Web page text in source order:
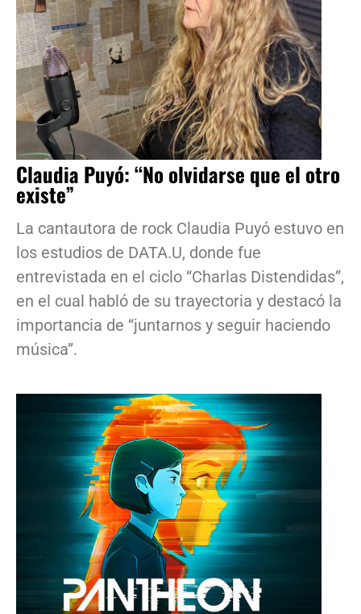
Claudia Puyó: “No olvidarse que el otro
existe”
La cantautora de rock Claudia Puyó estuvo en
los estudios de DATA.U, donde fue
entrevistada en el ciclo “Charlas Distendidas”,
en el cual habló de su trayectoria y destacó la
importancia de “juntarnos y seguir haciendo
música”.